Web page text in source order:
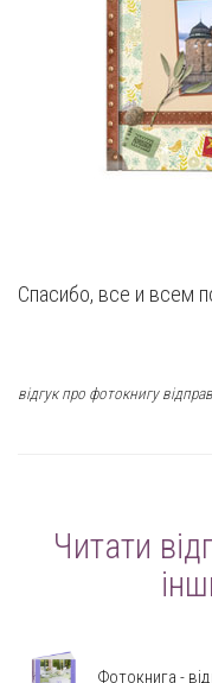
Спасибо, все и всем
відгук про фотокнигу
Читати
Фотокнига -